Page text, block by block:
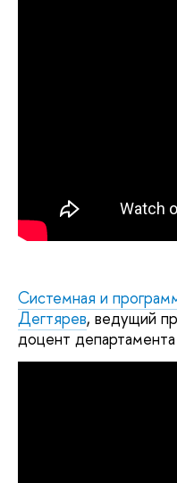
Системная и
Дегтярев, ведущий
доцент